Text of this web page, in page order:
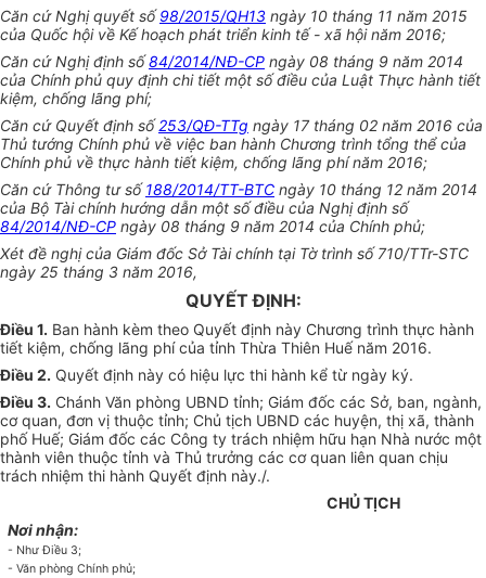
Căn cứ Nghị quyết số98/2015/QH13 ngày 10 tháng 11 năm 2015
của Quốc hội về Kế hoạch phát triển kinh tế - xã hội năm 2016;
Căn cứ Nghị định số84/2014/NĐ-CP ngày 08 tháng 9 năm 2014
của Chính phủ quy định chi tiết một số điều của Luật Thực hành tiết
kiệm, chống lãng phí;
Căn cứ Quyết định số253/QĐ-TTg ngày 17 tháng 02 năm 2016 của
Thủ tướng Chính phủ về việc ban hành Chương trình tổng thể của
Chính phủ về thực hành tiết kiệm, chống lãng phí năm 2016;
Căn cứ Thông tư số188/2014/TT-BTC ngày 10 tháng 12 năm 2014
của Bộ Tài chính hướng dẫn một số điều của Nghị định số
84/2014/NĐ-CP ngày 08 tháng 9 năm 2014 của Chính phủ;
Xét đề nghị của Giám đốc Sở Tài chính tại Tờ trình số 710/TTr-STC
ngày 25 tháng 3 năm 2016,
QUYẾT ĐỊNH:
Điều 1. Ban hành kèm theo Quyết định này Chương trình thực hành
tiết kiệm, chống lãng phí của tỉnh Thừa Thiên Huế năm 2016.
Điều 2. Quyết định này có hiệu lực thi hành kể từ ngày ký.
Điều 3. Chánh Văn phòng UBND tỉnh; Giám đốc các Sở, ban, ngành,
cơ quan, đơn vị thuộc tỉnh; Chủ tịch UBND các huyện, thị xã, thành
phố Huế; Giám đốc các Công ty trách nhiệm hữu hạn Nhà nước một
thành viên thuộc tỉnh và Thủ trưởng các cơ quan liên quan chịu
trách nhiệm thi hành Quyết định này./.
Nơi nhận:
- Như Điều 3;
- Văn phòng Chính phủ;
CHỦ TỊCH